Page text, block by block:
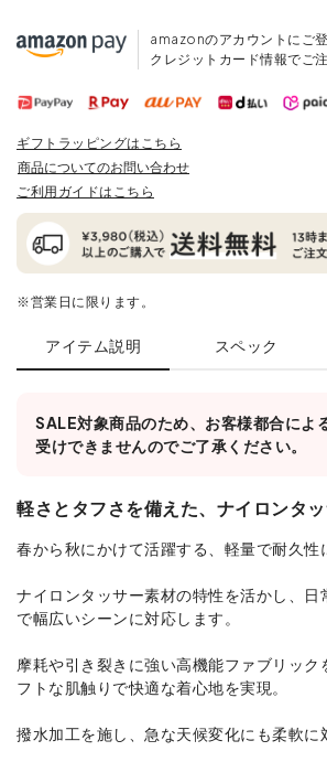
amazonのアカウントにご
クレジットカード情報でご
ギフトラッピングはこちら
商品についてのお問い合わせ
ご利用ガイドはこちら
※営業日に限ります。
アイテム説明 スペック
SALE対象商品のため、お客様都合によ
受けできませんのでご了承ください。
軽さとタフさを備えた、ナイロンタ
春から秋にかけて活躍する、軽量で耐久性
ナイロンタッサー素材の特性を活かし、日
で幅広いシーンに対応します。
摩耗や引き裂きに強い高機能ファブリック
フトな肌触りで快適な着心地を実現。
撥水加工を施し、急な天候変化にも柔軟に